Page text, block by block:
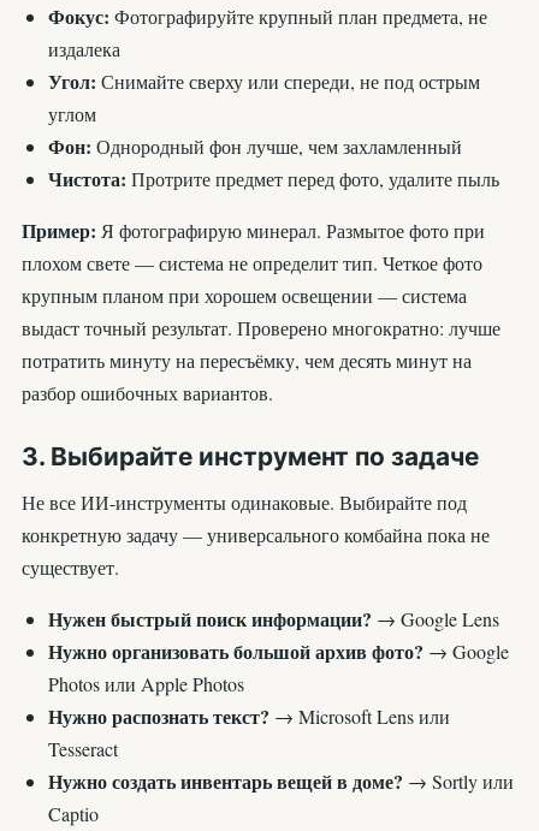
Фокус: Фотографируйте крупный план предмета, не
издалека
Угол: Снимайте сверху или спереди, не под острым
углом
Фон: Однородный фон лучше, чем захламленный
Чистота: Протрите предмет перед фото, удалите пыль
Пример: Я фотографирую минерал. Размытое фото при
плохом свете — система не определит тип. Четкое фото
крупным планом при хорошем освещении — система
выдаст точный результат. Проверено многократно: лучше
потратить минуту на пересъёмку, чем десять минут на
разбор ошибочных вариантов.
3. Выбирайте инструмент по задаче
Не все ИИ-инструменты одинаковые. Выбирайте под
конкретную задачу — универсального комбайна пока не
существует.
Нужен быстрый поиск информации? → Google Lens
Нужно организовать большой архив фото? → Google
Photos или Apple Photos
Нужно распознать текст? → Microsoft Lens или
Tesseract
Нужно создать инвентарь вещей в доме? → Sortly или
Captio